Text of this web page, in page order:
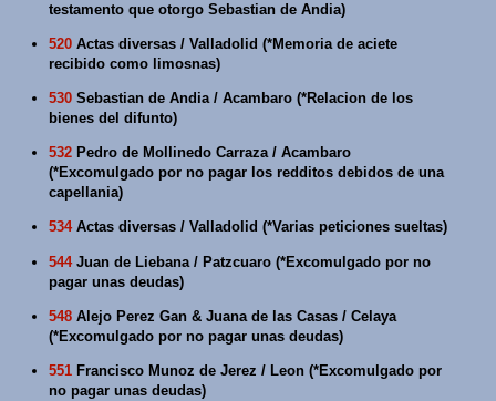
testamento que otorgo Sebastian de Andia)
520 Actas diversas / Valladolid (*Memoria de aciete
recibido como limosnas)
530 Sebastian de Andia / Acambaro (*Relacion de los
bienes del difunto)
532 Pedro de Mollinedo Carraza / Acambaro
(*Excomulgado por no pagar los redditos debidos de una
capellania)
534Actas diversas / Valladolid (*Varias peticiones sueltas)
544Juan de Liebana / Patzcuaro (*Excomulgado por no
pagar unas deudas)
548 Alejo Perez Gan & Juana de las Casas / Celaya
(*Excomulgado por no pagar unas deudas)
551 Francisco Munoz de Jerez / Leon (*Excomulgado por
no pagar unas deudas)